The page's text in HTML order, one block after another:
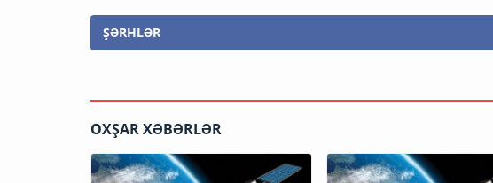
ŞƏRHLƏR
OXŞAR XƏBƏRLƏR